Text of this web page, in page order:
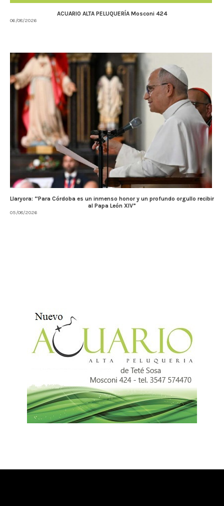
ACUARIO ALTA PELUQUERÍA Mosconi 424
06/08/2026
Llaryora: “Para Córdoba es un inmenso honor y un profundo orgullo recibir
al Papa León XIV”
05/08/2026